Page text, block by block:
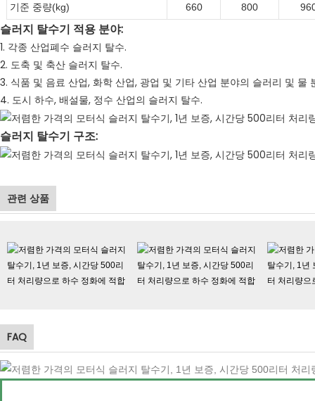
기준 중량(kg) 660 800
슬러지 탈수기 적용 분야:
1. 각종 산업폐수 슬러지 탈수.
2. 도축 및 축산 슬러지 탈수.
3. 식품 및 음료 산업, 화학 산업, 광업 및 기타 산업 분야의 슬러리 및 물
4. 도시 하수, 배설물, 정수 산업의 슬러지 탈수.
슬러지 탈수기 구조:
관련 상품
FAQ